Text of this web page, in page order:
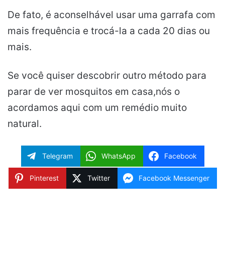
De fato, é aconselhável usar uma garrafa com
mais frequência e trocá-la a cada 20 dias ou
mais.
Se você quiser descobrir outro método para
parar de ver mosquitos em casa,nós o
acordamos aqui com um remédio muito
natural.
Telegram WhatsApp Facebook
Pinterest Twitter Facebook Messenger